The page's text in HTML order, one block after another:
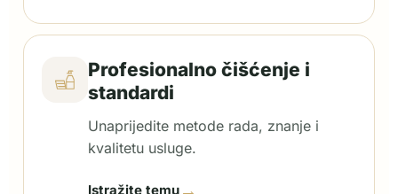
Profesionalno čišćenje i
standardi
Unaprijedite metode rada, znanje i
kvalitetu usluge.
Istražite temu